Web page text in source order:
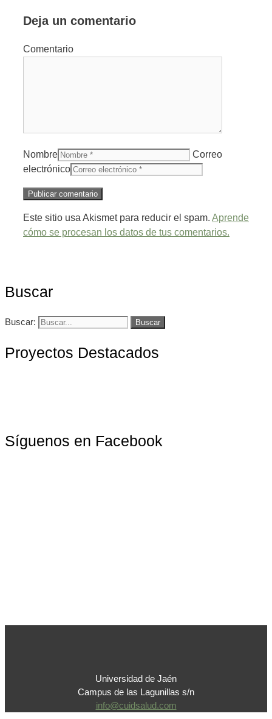
Deja un comentario
Comentario
Nombre
Correo
electrónico
Este sitio usa Akismet para reducir el spam. Aprende
cómo se procesan los datos de tus comentarios.
Buscar
Buscar:
Proyectos Destacados
Síguenos en Facebook
Universidad de Jaén
Campus de las Lagunillas s/n
info@cuidsalud.com